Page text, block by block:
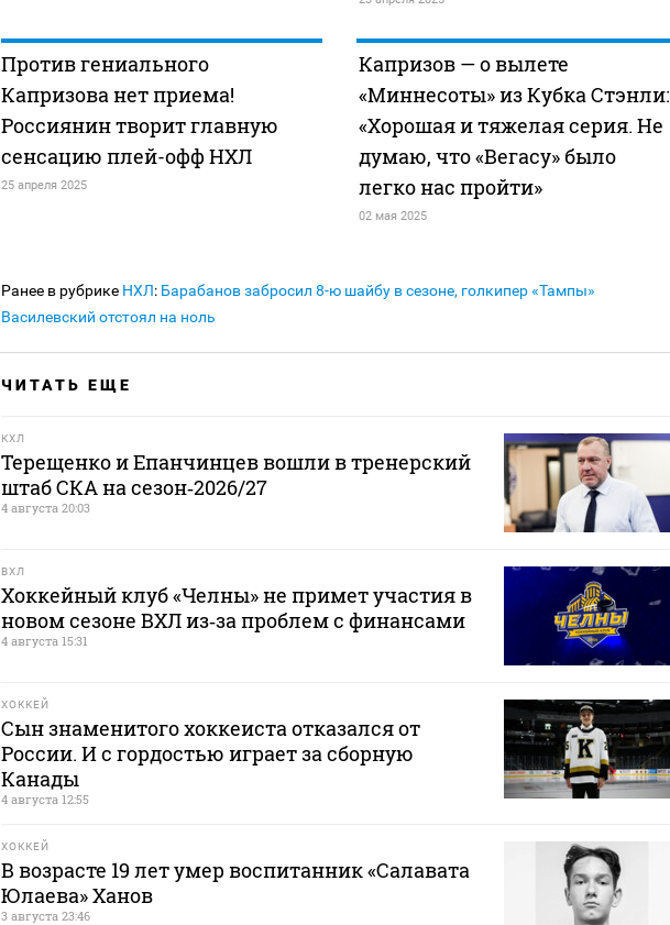
Против гениального
Капризова нет приема!
Россиянин творит главную
сенсацию плей-офф НХЛ
25 апреля 2025
Капризов — о вылете
«Миннесоты» из Кубка Стэнли:
«Хорошая и тяжелая серия. Не
думаю, что «Вегасу» было
легко нас пройти»
02 мая 2025
Ранее в рубрике НХЛ: Барабанов забросил 8-ю шайбу в сезоне, голкипер «Тампы»
Василевский отстоял на ноль
ЧИТАТЬ ЕЩЕ
КХЛ
Терещенко и Епанчинцев вошли в тренерский
штаб СКА на сезон‑2026/27
4 августа 20:03
ВХЛ
Хоккейный клуб «Челны» не примет участия в
новом сезоне ВХЛ из‑за проблем с финансами
4 августа 15:31
ХОККЕЙ
Сын знаменитого хоккеиста отказался от
России. И с гордостью играет за сборную
Канады
4 августа 12:55
ХОККЕЙ
В возрасте 19 лет умер воспитанник «Салавата
Юлаева» Ханов
3 августа 23:46